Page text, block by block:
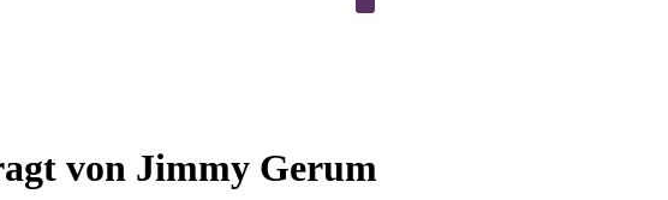
von Jimmy Gerum